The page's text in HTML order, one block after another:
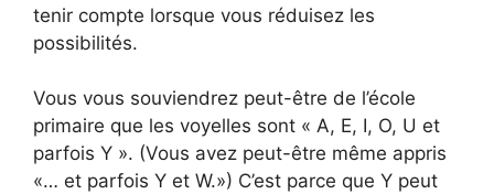
tenir compte lorsque vous réduisez les
possibilités.
Vous vous souviendrez peut-être de l’école
primaire que les voyelles sont « A, E, I, O, U et
parfois Y ». (Vous avez peut-être même appris
«… et parfois Y et W.») C’est parce que Y peut